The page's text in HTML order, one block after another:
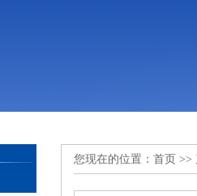
您现在的位置： 首页 >>